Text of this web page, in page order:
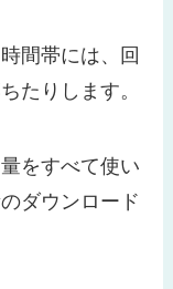
間帯には、回
たりします。
をすべて使い
ダウンロード